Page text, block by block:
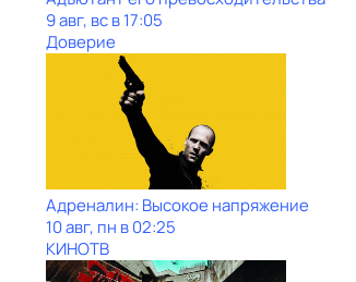
9 авг, вс в 17:05
Доверие
Адреналин: Высокое напряжение
10 авг, пн в 02:25
КИНОТВ